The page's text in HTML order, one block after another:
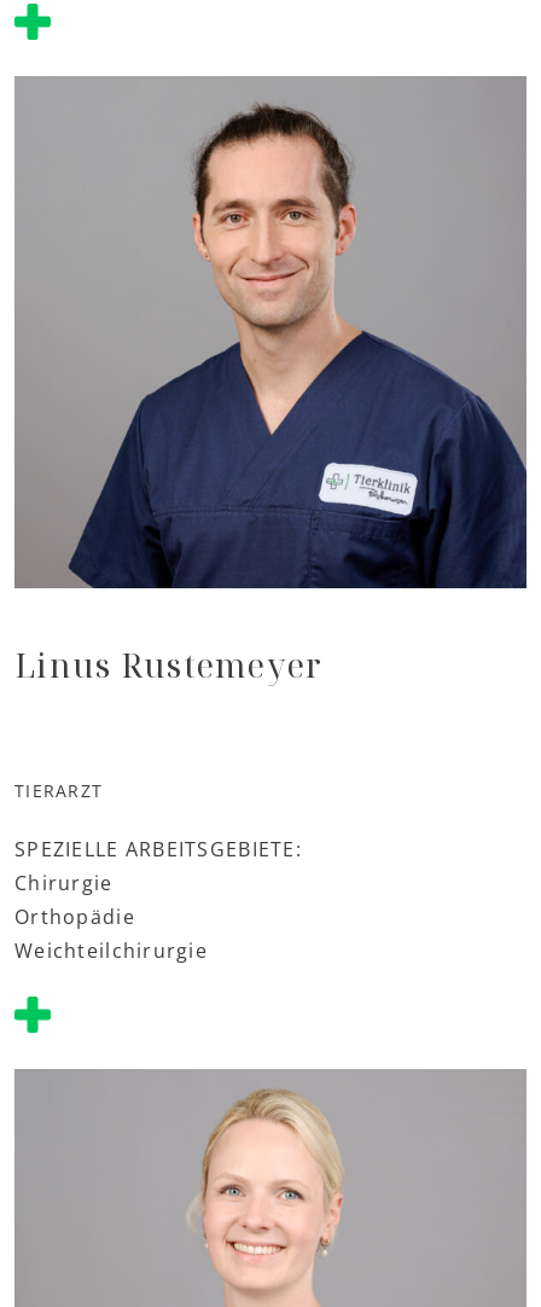
Linus Rustemeyer
TIERARZT
SPEZIELLE ARBEITSGEBIETE:
Chirurgie
Orthopädie
Weichteilchirurgie